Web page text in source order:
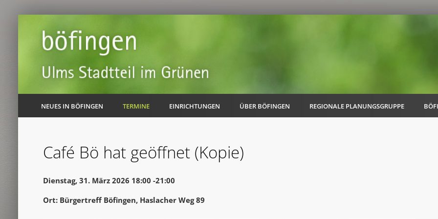
NEUES IN BÖFINGEN TERMINE EINRICHTUNGEN ÜBER BÖFINGEN REGIONALE PLANUNGSGRUPPE
Café Bö hat geöffnet (Kopie)
Dienstag, 31. März 2026 18:00 -21:00
Ort: Bürgertreff Böfingen, Haslacher Weg 89